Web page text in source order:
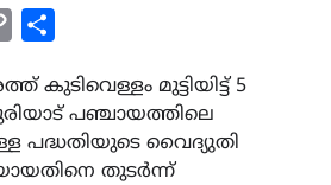
Copy
കുടിവെള്ളം മുട്ടിയിട്ട് 5
പഞ്ചായത്തിലെ
പദ്ധതിയുടെ വൈദ്യുതി
തുടർന്ന്